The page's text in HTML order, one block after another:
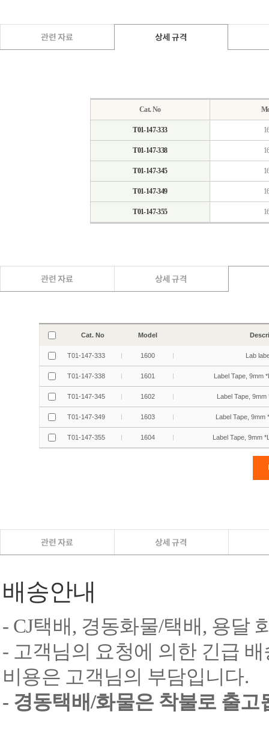
Cat. No
T01-147-333
T01-147-338
T01-147-345
T01-147-349
T01-147-355
배송안내
- CJ택배, 경동화물/택배, 용달
- 고객님의 요청에 의한 긴급
비용은 고객님의 부담입니다.
- 경동택배/화물은 착불로 출고